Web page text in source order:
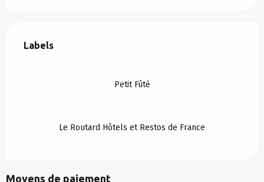
Labels
Labels
Petit Fûté
Le Routard Hôtels et Restos de France
Moyens de paiement